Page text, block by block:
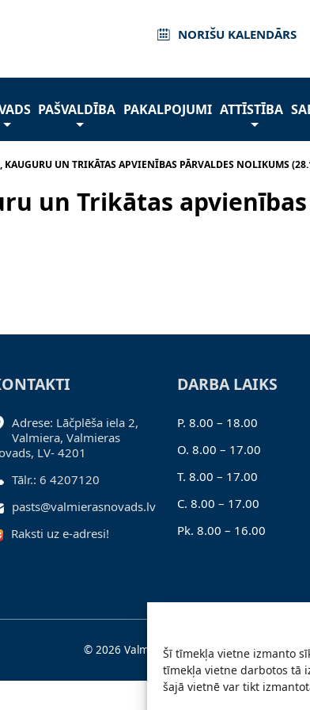
Šī tīmekļa vietne izmanto
tīmekļa vietne darbotos tā
šajā vietnē var tikt
NORIŠU KALENDĀRS
PAŠVALDĪBA PAKALPOJUMI ATTĪSTĪBA
KAUGURU UN TRIKĀTAS APVIENĪBAS PĀRVALDES NOLIKUMS
un Trikātas
Adrese: Lāčplēša iela 2,
Valmiera, Valmieras
LV- 4201
Tālr.: 6 4207120
pasts@valmierasnovads.lv
Raksti uz e-adresi!
DARBA LAIKS
P. 8.00 – 18.00
O. 8.00 – 17.00
T. 8.00 – 17.00
C. 8.00 – 17.00
Pk. 8.00 – 16.00
© 2026 Valmieras novada pašvaldība